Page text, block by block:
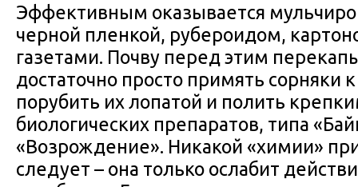
Эффективным оказывается
черной пленкой, рубероидом,
газетами. Почву перед этим
достаточно просто примять
порубить их лопатой и полить
биологических препаратов, типа
«Возрождение». Никакой «химии»
следует – она только ослабит